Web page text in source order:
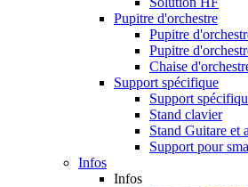
Pupitre d'orchestre
Pupitre
Pupitre
Chaise
Support spécifique
Support
Stand clavier
Stand Guitare et
Support pour
Infos
Infos